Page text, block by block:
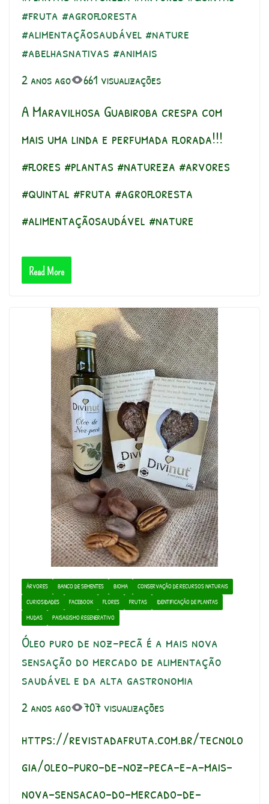
#fruta #agrofloresta
#alimentaçãosaudável #nature
#abelhasnativas #animais
2 anos ago 661 visualizações
A Maravilhosa Guabiroba crespa com
mais uma linda e perfumada florada!!!
#flores #plantas #natureza #arvores
#quintal #fruta #agrofloresta
#alimentaçãosaudável #nature
Read More
ÁRVORES BANCO DE SEMENTES BIOMA
CONSERVAÇÃO DE RECURSOS NATURAIS
CURIOSIDADES
FACEBOOK FLORES FRUTAS
IDENTIFICAÇÃO DE PLANTAS
MUDAS
PAISAGISMO REGENERATIVO
Óleo puro de noz-pecã é a mais nova
sensação do mercado de alimentação
saudável e da alta gastronomia
2 anos ago 707 visualizações
https://revistadafruta.com.br/tecnolo
gia/oleo-puro-de-noz-peca-e-a-mais-
nova-sensacao-do-mercado-de-